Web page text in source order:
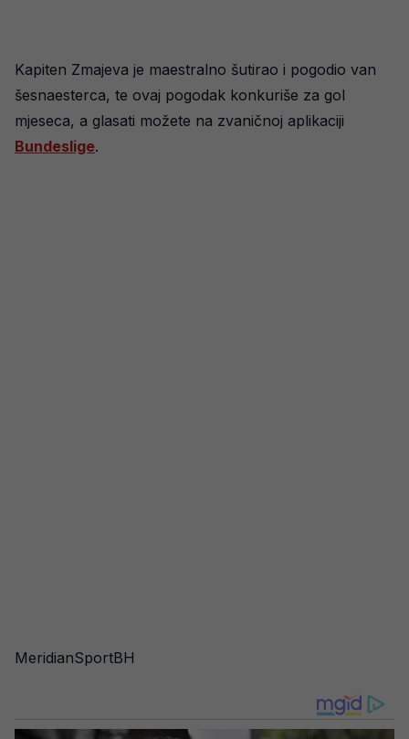
Kapiten Zmajeva je maestralno šutirao i pogodio van
šesnaesterca, te ovaj pogodak konkuriše za gol
mjeseca, a glasati možete na zvaničnoj aplikaciji
Bundeslige.
MeridianSportBH